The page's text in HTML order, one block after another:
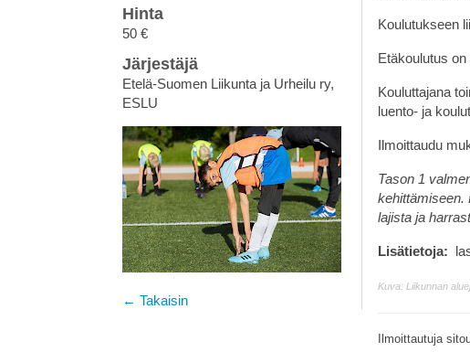
Hinta
50 €
Järjestäjä
Etelä-Suomen Liikunta ja Urheilu ry,
ESLU
← Takaisin
Koulutukseen
Etäkoulutus
Kouluttajana
luento- ja
Ilmoittaudu
Tason 1
kehittämiseen.
lajista ja
Lisätietoja:
Kuva: Liikunnan
Ilmoittautuja